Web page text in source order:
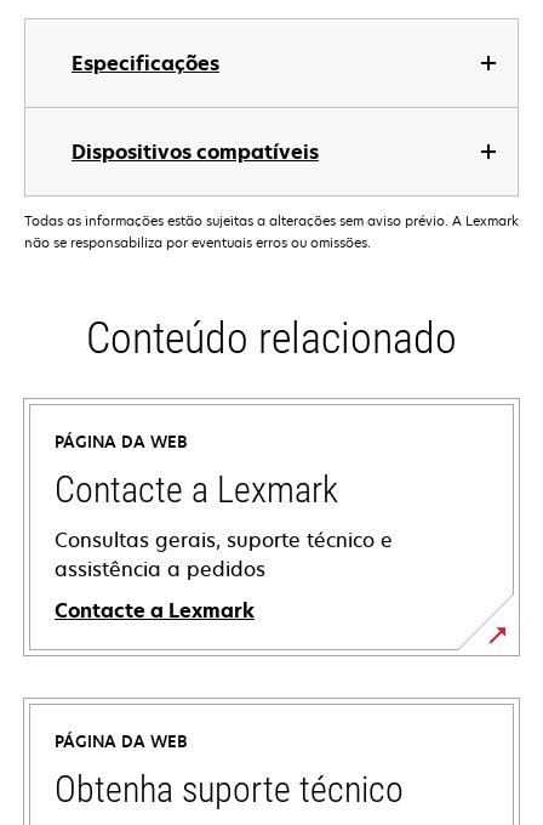
Especificações
Dispositivos compatíveis
Todas as informações estão sujeitas a alterações sem aviso prévio. A Lexmark
não se responsabiliza por eventuais erros ou omissões.
Conteúdo relacionado
PÁGINA DA WEB
Contacte a Lexmark
Consultas gerais, suporte técnico e
assistência a pedidos
Contacte a Lexmark
PÁGINA DA WEB
Obtenha suporte técnico